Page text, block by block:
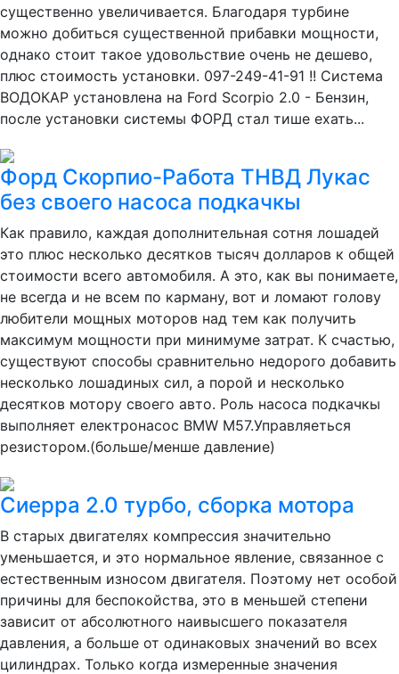
существенно увеличивается. Благодаря турбине
можно добиться существенной прибавки мощности,
однако стоит такое удовольствие очень не дешево,
плюс стоимость установки. 097-249-41-91 !! Система
ВОДОКАР установлена на Ford Scorpio 2.0 - Бензин,
после установки системы ФОРД стал тише ехать...
Форд Скорпио-Работа ТНВД Лукас
без своего насоса подкачкы
Как правило, каждая дополнительная сотня лошадей
это плюс несколько десятков тысяч долларов к общей
стоимости всего автомобиля. А это, как вы понимаете,
не всегда и не всем по карману, вот и ломают голову
любители мощных моторов над тем как получить
максимум мощности при минимуме затрат. К счастью,
существуют способы сравнительно недорого добавить
несколько лошадиных сил, а порой и несколько
десятков мотору своего авто. Роль насоса подкачкы
выполняет електронасос BMW M57.Управляеться
резистором.(больше/менше давление)
Сиерра 2.0 турбо, сборка мотора
В старых двигателях компрессия значительно
уменьшается, и это нормальное явление, связанное с
естественным износом двигателя. Поэтому нет особой
причины для беспокойства, это в меньшей степени
зависит от абсолютного наивысшего показателя
давления, а больше от одинаковых значений во всех
цилиндрах. Только когда измеренные значения